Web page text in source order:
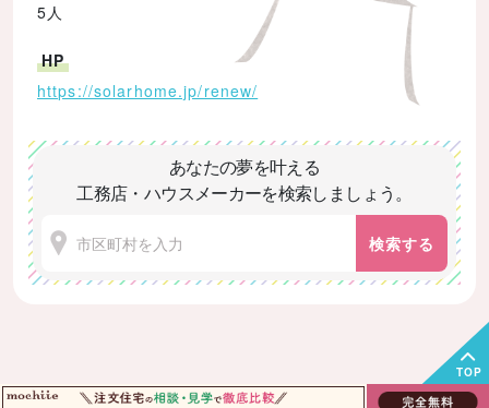
5人
HP
https://solarhome.jp/renew/
あなたの夢を叶える
工務店・ハウスメーカーを検索しましょう。
検索する
TOP